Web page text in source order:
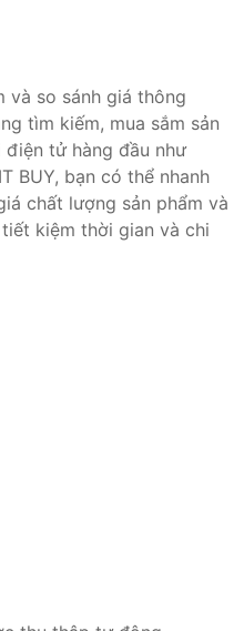
và so sánh giá thông
tìm kiếm, mua sắm sản
tử hàng đầu như
BUY, bạn có thể nhanh
chất lượng sản phẩm và
kiệm thời gian và chi